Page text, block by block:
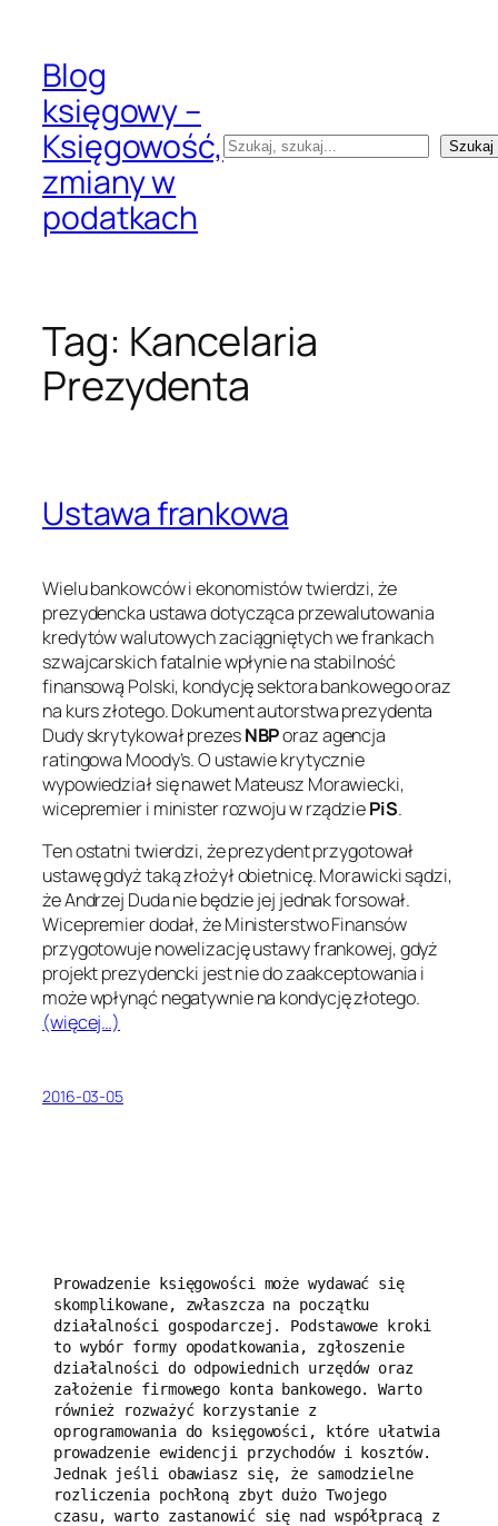
treściBlog
księgowy –
Księgowość,
zmiany w
podatkach
Szukaj Szukaj
Tag: Kancelaria
Prezydenta
Ustawa frankowa
Wielu bankowców i ekonomistów twierdzi, że
prezydencka ustawa dotycząca przewalutowania
kredytów walutowych zaciągniętych we frankach
szwajcarskich fatalnie wpłynie na stabilność
finansową Polski, kondycję sektora bankowego oraz
na kurs złotego. Dokument autorstwa prezydenta
Dudy skrytykował prezesNBPoraz agencja
ratingowa Moody’s. O ustawie krytycznie
wypowiedział się nawet Mateusz Morawiecki,
wicepremier i minister rozwoju w rządziePiS.
Ten ostatni twierdzi, że prezydent przygotował
ustawę gdyż taką złożył obietnicę. Morawicki sądzi,
że Andrzej Duda nie będzie jej jednak forsował.
Wicepremier dodał, że Ministerstwo Finansów
przygotowuje nowelizację ustawy frankowej, gdyż
projekt prezydencki jest nie do zaakceptowania i
może wpłynąć negatywnie na kondycję złotego.
(więcej…)
2016-03-05
Prowadzenie księgowości może wydawać się
skomplikowane, zwłaszcza na początku
działalności gospodarczej. Podstawowe kroki
to wybór formy opodatkowania, zgłoszenie
działalności do odpowiednich urzędów oraz
założenie firmowego konta bankowego. Warto
również rozważyć korzystanie z
oprogramowania do księgowości, które ułatwia
prowadzenie ewidencji przychodów i kosztów.
Jednak jeśli obawiasz się, że samodzielne
rozliczenia pochłoną zbyt dużo Twojego
czasu, warto zastanowić się nad współpracą z